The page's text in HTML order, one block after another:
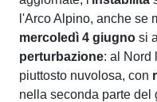
l'Arco Alpino, anche se
mercoledì 4 giugno si
perturbazione: al Nord
piuttosto nuvolosa, con
nella seconda parte del